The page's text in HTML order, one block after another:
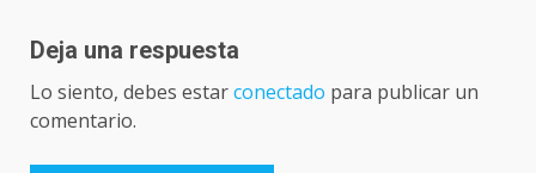
Deja una respuesta
Lo siento, debes estarconectado para publicar un
comentario.